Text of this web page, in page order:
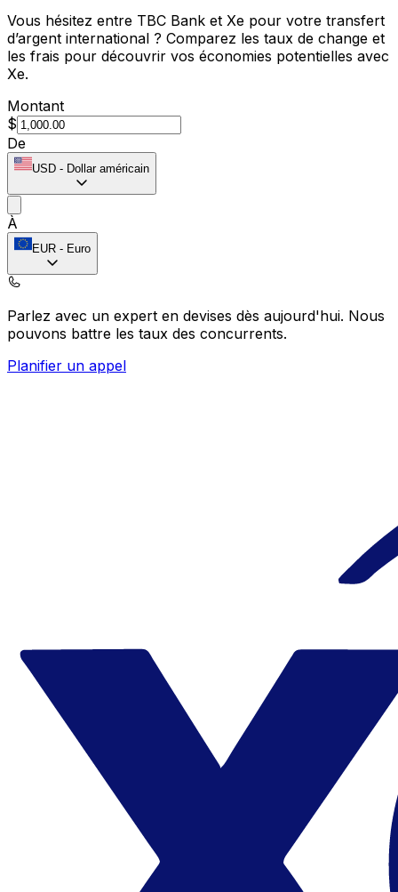
Vous hésitez entre TBC Bank et Xe pour votre transfert
d’argent international ? Comparez les taux de change et
les frais pour découvrir vos économies potentielles avec
Xe.
Montant
$
De
USD - Dollar américain
À
EUR - Euro
Parlez avec un expert en devises dès aujourd'hui. Nous
pouvons battre les taux des concurrents.
Planifier un appel